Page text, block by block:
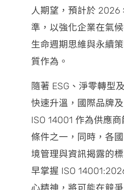
人期望，預計於 2026
準，以強化企業在氣
生命週期思維與永續
質作為。
隨著 ESG、淨零轉型
快速升溫，國際品牌
ISO 14001 作為供應
條件之一，同時，各
境管理與資訊揭露的
早掌握 ISO